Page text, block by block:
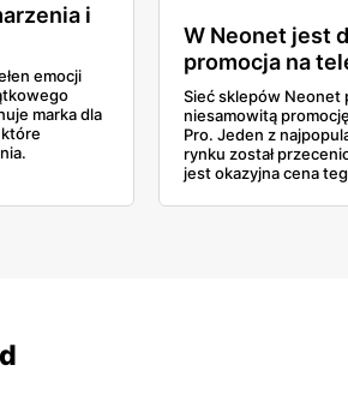
i
emocji
marka dla
W Neonet jest
promocja na
Sieć sklepów Neonet
niesamowitą
Pro. Jeden z
rynku został
jest okazyjna cena